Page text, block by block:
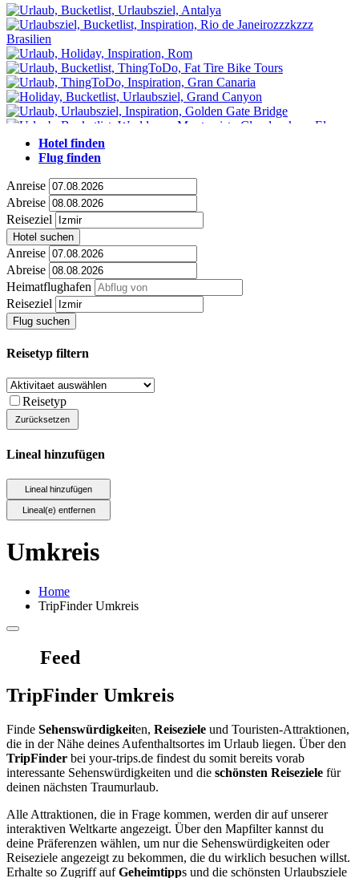
Hotel finden
Flug finden
Anreise
Abreise
Reiseziel
Hotel suchen
Anreise
Abreise
Heimatflughafen
Reiseziel
Flug suchen
Reisetyp filtern
Reisetyp
Lineal hinzufügen
Umkreis
Home
TripFinder Umkreis
Feed
TripFinder Umkreis
Finde Sehenswürdigkeiten, Reiseziele und Touristen-Attraktionen,
die in der Nähe deines Aufenthaltsortes im Urlaub liegen. Über den
TripFinder bei your-trips.de findest du somit bereits vorab
interessante Sehenswürdigkeiten und die schönsten Reiseziele für
deinen nächsten Traumurlaub.
Alle Attraktionen, die in Frage kommen, werden dir auf unserer
interaktiven Weltkarte angezeigt. Über den Mapfilter kannst du
deine Präferenzen wählen, um nur die Sehenswürdigkeiten oder
Reiseziele angezeigt zu bekommen, die du wirklich besuchen willst.
Erhalte so Zugriff aufGeheimtipps und die schönsten Urlaubsziele